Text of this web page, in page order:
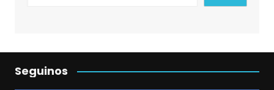
Seguinos